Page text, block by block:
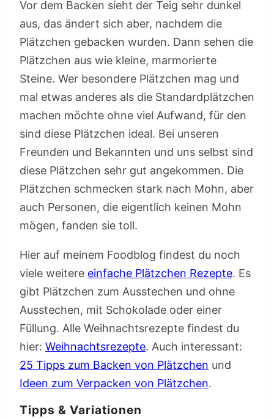
Vor dem Backen sieht der Teig sehr dunkel
aus, das ändert sich aber, nachdem die
Plätzchen gebacken wurden. Dann sehen die
Plätzchen aus wie kleine, marmorierte
Steine. Wer besondere Plätzchen mag und
mal etwas anderes als die Standardplätzchen
machen möchte ohne viel Aufwand, für den
sind diese Plätzchen ideal. Bei unseren
Freunden und Bekannten und uns selbst sind
diese Plätzchen sehr gut angekommen. Die
Plätzchen schmecken stark nach Mohn, aber
auch Personen, die eigentlich keinen Mohn
mögen, fanden sie toll.
Hier auf meinem Foodblog findest du noch
viele weitere einfache Plätzchen Rezepte. Es
gibt Plätzchen zum Ausstechen und ohne
Ausstechen, mit Schokolade oder einer
Füllung. Alle Weihnachtsrezepte findest du
hier: Weihnachtsrezepte. Auch interessant:
25 Tipps zum Backen von Plätzchen und
Ideen zum Verpacken von Plätzchen.
Tipps & Variationen